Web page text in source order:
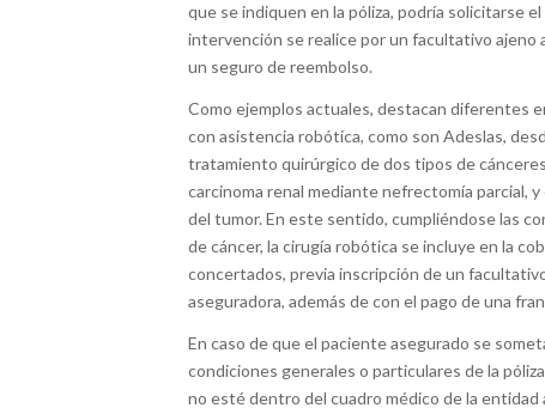
que se indiquen en la póliza, podría solicitarse
intervención se realice por un facultativo ajeno
un seguro de reembolso.
Como ejemplos actuales, destacan diferentes
con asistencia robótica, como son Adeslas,
tratamiento quirúrgico de dos tipos de
carcinoma renal mediante nefrectomía parcial,
del tumor. En este sentido, cumpliéndose las
de cáncer, la cirugía robótica se incluye en la
concertados, previa inscripción de un
aseguradora, además de con el pago de una
En caso de que el paciente asegurado se
condiciones generales o particulares de la
no esté dentro del cuadro médico de la